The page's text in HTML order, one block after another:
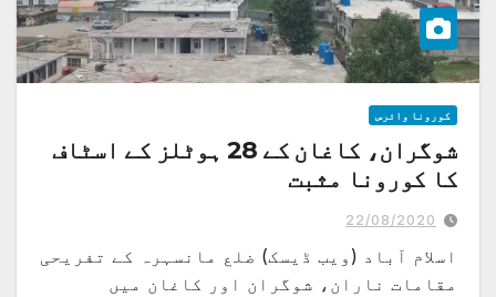
کورونا وائرس
شوگران، کاغان کے 28 ہوٹلز کے اسٹاف
کا کورونا مثبت
22/08/2020
اسلام آباد (ویب ڈیسک) ضلع مانسہرہ کے تفریحی
مقامات ناران، شوگران اور کاغان میں